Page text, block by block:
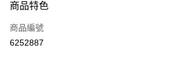
信用卡一次付款
ATM付款
商品特色
商品編號
6252887